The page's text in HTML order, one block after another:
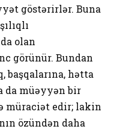
göstərirlər. Buna
olan
görünür. Bundan
başqalarına, hətta
da müəyyən bir
müraciət edir; lakin
özündən daha